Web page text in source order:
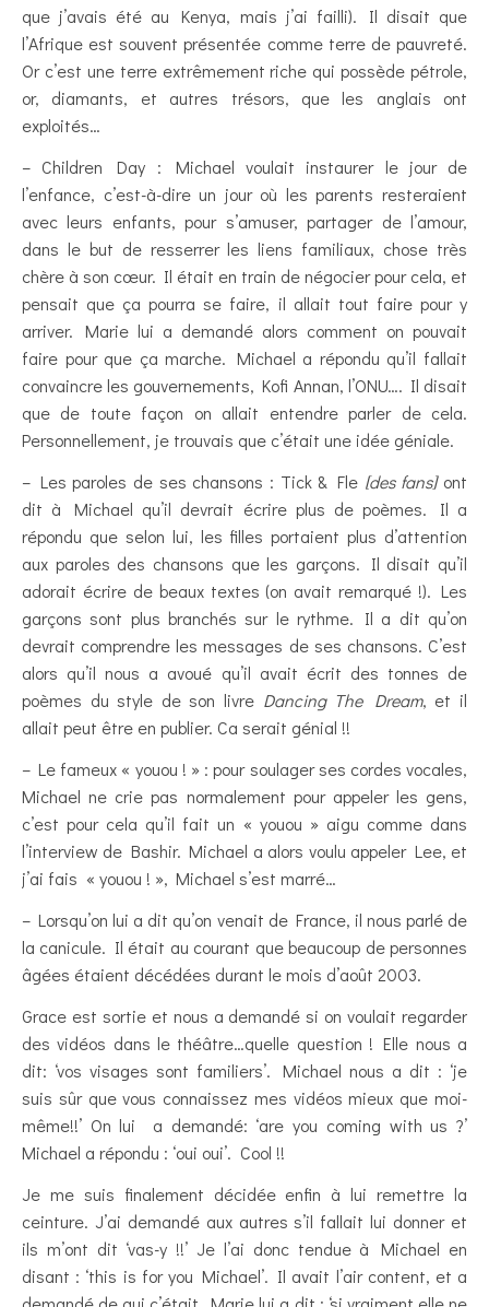
que j’avais été au Kenya, mais j’ai failli). Il disait que
l’Afrique est souvent présentée comme terre de pauvreté.
Or c’est une terre extrêmement riche qui possède pétrole,
or, diamants, et autres trésors, que les anglais ont
exploités…
– Children Day : Michael voulait instaurer le jour de
l’enfance, c’est-à-dire un jour où les parents resteraient
avec leurs enfants, pour s’amuser, partager de l’amour,
dans le but de resserrer les liens familiaux, chose très
chère à son cœur. Il était en train de négocier pour cela, et
pensait que ça pourra se faire, il allait tout faire pour y
arriver. Marie lui a demandé alors comment on pouvait
faire pour que ça marche. Michael a répondu qu’il fallait
convaincre les gouvernements, Kofi Annan, l’ONU…. Il disait
que de toute façon on allait entendre parler de cela.
Personnellement, je trouvais que c’était une idée géniale.
– Les paroles de ses chansons : Tick & Fle [des fans]ont
dit à Michael qu’il devrait écrire plus de poèmes. Il a
répondu que selon lui, les filles portaient plus d’attention
aux paroles des chansons que les garçons. Il disait qu’il
adorait écrire de beaux textes (on avait remarqué !). Les
garçons sont plus branchés sur le rythme. Il a dit qu’on
devrait comprendre les messages de ses chansons. C’est
alors qu’il nous a avoué qu’il avait écrit des tonnes de
poèmes du style de son livre Dancing The Dream, et il
allait peut être en publier. Ca serait génial !!
– Le fameux « youou ! » : pour soulager ses cordes vocales,
Michael ne crie pas normalement pour appeler les gens,
c’est pour cela qu’il fait un « youou » aigu comme dans
l’interview de Bashir. Michael a alors voulu appeler Lee, et
j’ai fais « youou ! », Michael s’est marré…
– Lorsqu’on lui a dit qu’on venait de France, il nous parlé de
la canicule. Il était au courant que beaucoup de personnes
âgées étaient décédées durant le mois d’août 2003.
Grace est sortie et nous a demandé si on voulait regarder
des vidéos dans le théâtre…quelle question ! Elle nous a
dit: ‘vos visages sont familiers’. Michael nous a dit : ‘je
suis sûr que vous connaissez mes vidéos mieux que moi-
même!!’ On lui a demandé: ‘are you coming with us ?’
Michael a répondu : ‘oui oui’. Cool !!
Je me suis finalement décidée enfin à lui remettre la
ceinture. J’ai demandé aux autres s’il fallait lui donner et
ils m’ont dit ‘vas-y !!’ Je l’ai donc tendue à Michael en
disant : ‘this is for you Michael’. Il avait l’air content, et a